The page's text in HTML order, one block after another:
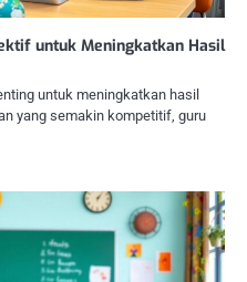
untuk Meningkatkan Hasil
untuk meningkatkan hasil
yang semakin kompetitif, guru